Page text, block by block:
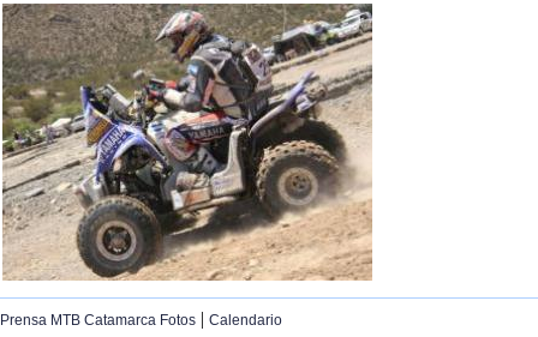
Prensa MTB Catamarca Fotos | Calendario